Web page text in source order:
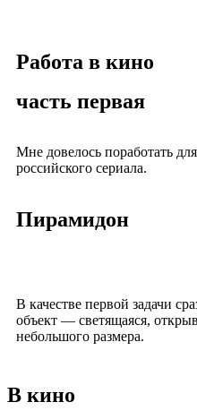
Работа в кино
часть первая
Мне довелось поработать
российского сериала.
Пирамидон
В качестве первой задачи
объект — светящаяся,
небольшого размера.
В кино